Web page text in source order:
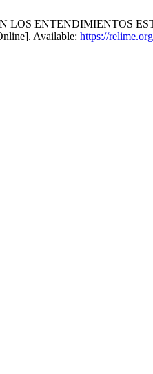
LOS ENTENDIMIENTOS
Available: https://